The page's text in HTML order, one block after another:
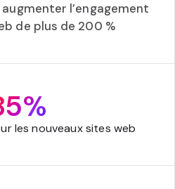
l’engagement
de plus de 200 %
les nouveaux sites web